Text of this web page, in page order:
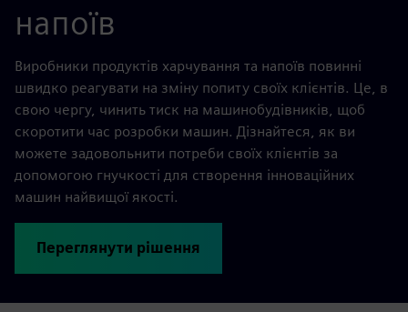
напоїв
Виробники продуктів харчування та напоїв повинні
швидко реагувати на зміну попиту своїх клієнтів. Це, в
свою чергу, чинить тиск на машинобудівників, щоб
скоротити час розробки машин. Дізнайтеся, як ви
можете задовольнити потреби своїх клієнтів за
допомогою гнучкості для створення інноваційних
машин найвищої якості.
Переглянути рішення